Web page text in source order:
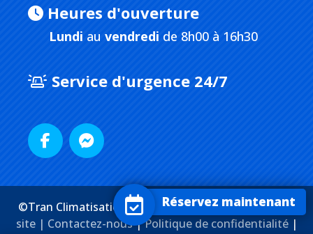
Heures d'ouverture
Lundi au vendredi de 8h00 à 16h30
Service d'urgence 24/7
©Tran Climatisation. Tous droits réservés. |Plan du
site | Contactez-nous|Politique de confidentialité|
Réservez maintenant